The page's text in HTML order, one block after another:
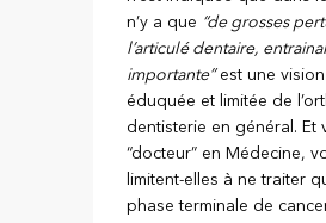
n’y a que “de grosses
l’articulé dentaire,
importante”est une
éduquée et limitée de
dentisterie en général. Et
“docteur” en Médecine,
limitent-elles à ne traiter
phase terminale de